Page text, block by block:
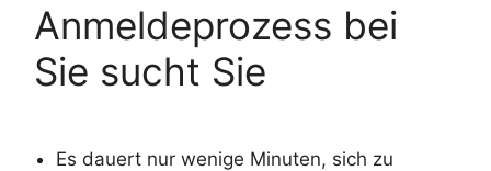
Anmeldeprozess bei
Sie sucht Sie
Es dauert nur wenige Minuten, sich zu